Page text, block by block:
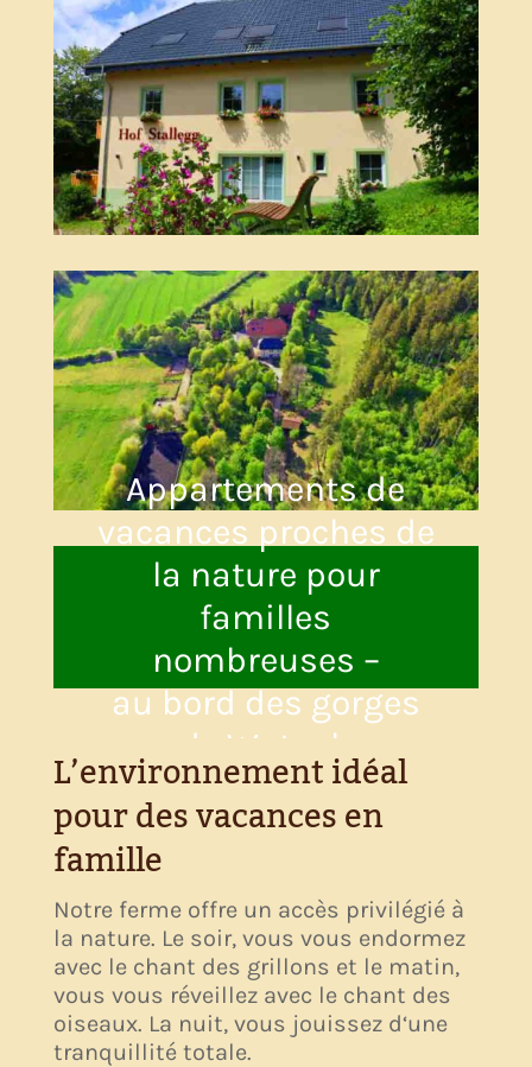
Appartements de
vacances proches de
la nature pour
familles
nombreuses –
au bord des gorges
de Wutach
L’environnement idéal
pour des vacances en
famille
Notre ferme offre un accès privilégié à
la nature. Le soir, vous vous endormez
avec le chant des grillons et le matin,
vous vous réveillez avec le chant des
oiseaux. La nuit, vous jouissez d‘une
tranquillité totale.